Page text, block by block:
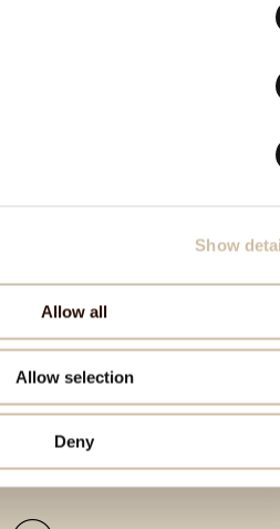
Show
Allow all
Allow selection
Deny
Produkte